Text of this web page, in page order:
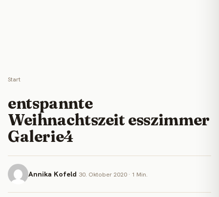
Start
entspannte
Weihnachtszeit esszimmer
Galerie4
Annika Kofeld 30. Oktober 2020 · 1 Min.